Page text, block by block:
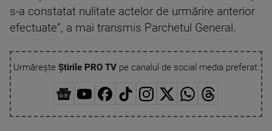
s-a constatat nulitate actelor de urmărire anterior
efectuate”, a mai transmis Parchetul General.
Urmărește Știrile PRO TVpe canalul de social media preferat: